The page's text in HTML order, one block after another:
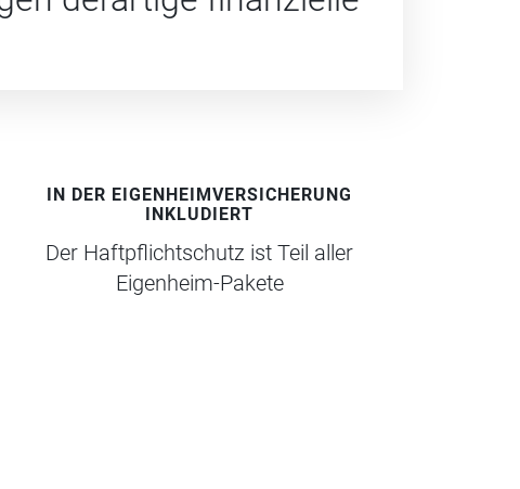
IN DER EIGENHEIMVERSICHERUNG
INKLUDIERT
Der Haftpflichtschutz ist Teil aller
Eigenheim-Pakete